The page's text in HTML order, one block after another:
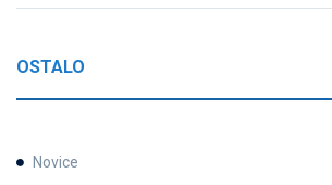
OSTALO
Novice